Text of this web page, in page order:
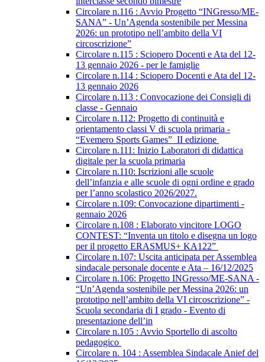
Circolare n.116 : Avvio Progetto “INGresso/ME-
SANA” - Un’Agenda sostenibile per Messina
2026: un prototipo nell’ambito della VI
circoscrizione”
Circolare n.115 : Sciopero Docenti e Ata del 12-
13 gennaio 2026 - per le famiglie
Circolare n.114 : Sciopero Docenti e Ata del 12-
13 gennaio 2026
Circolare n.113 : Convocazione dei Consigli di
classe - Gennaio
Circolare n.112: Progetto di continuità e
orientamento classi V di scuola primaria -
“Evemero Sports Games” II edizione
Circolare n.111: Inizio Laboratori di didattica
digitale per la scuola primaria
Circolare n.110: Iscrizioni alle scuole
dell’infanzia e alle scuole di ogni ordine e grado
per l’anno scolastico 2026/2027.
Circolare n.109: Convocazione dipartimenti -
gennaio 2026
Circolare n.108 : Elaborato vincitore LOGO
CONTEST: “Inventa un titolo e disegna un logo
per il progetto ERASMUS+ KA122”
Circolare n.107: Uscita anticipata per Assemblea
sindacale personale docente e Ata – 16/12/2025
Circolare n.106: Progetto INGresso/ME-SANA -
“Un’Agenda sostenibile per Messina 2026: un
prototipo nell’ambito della VI circoscrizione” -
Scuola secondaria di I grado - Evento di
presentazione dell’in
Circolare n.105 : Avvio Sportello di ascolto
pedagogico
Circolare n. 104 : Assemblea Sindacale Anief del